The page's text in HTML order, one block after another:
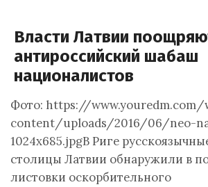
Власти Латвии
антироссийский шабаш
националистов
Фото: https://www.youredm.com/
content/uploads/2016/06/neo-
1024x685.jpgВ Риге
столицы Латвии обнаружили в
листовки оскорбительного